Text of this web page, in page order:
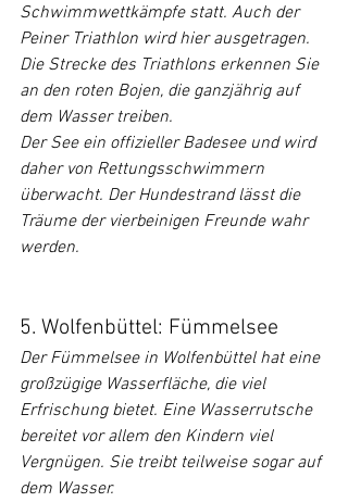
Schwimmwettkämpfe statt. Auch der
Peiner Triathlon wird hier ausgetragen.
Die Strecke des Triathlons erkennen Sie
an den roten Bojen, die ganzjährig auf
dem Wasser treiben.
Der See ein offizieller Badesee und wird
daher von Rettungsschwimmern
überwacht. Der Hundestrand lässt die
Träume der vierbeinigen Freunde wahr
werden.
5. Wolfenbüttel: Fümmelsee
Der Fümmelsee in Wolfenbüttel hat eine
großzügige Wasserfläche, die viel
Erfrischung bietet. Eine Wasserrutsche
bereitet vor allem den Kindern viel
Vergnügen. Sie treibt teilweise sogar auf
dem Wasser.